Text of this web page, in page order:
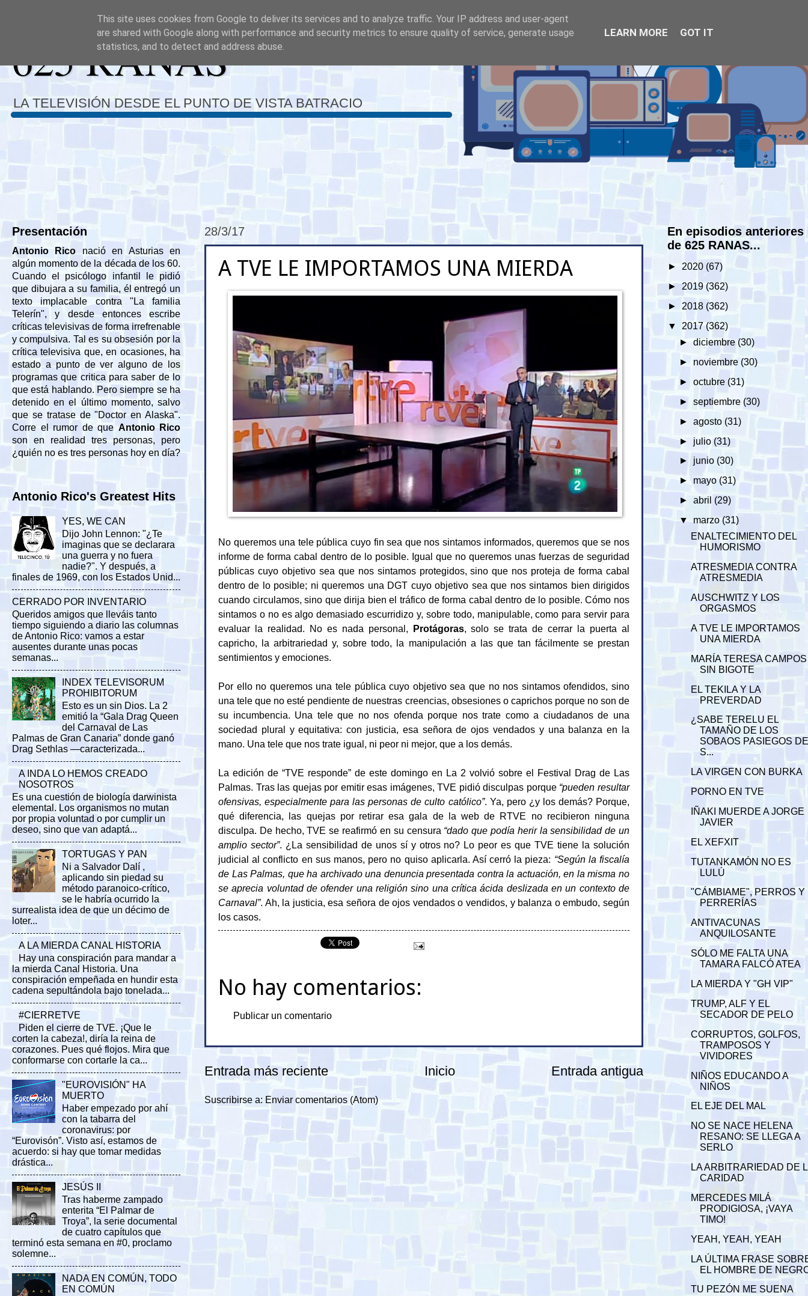
625 RANAS
LA TELEVISIÓN DESDE EL PUNTO DE VISTA BATRACIO
28/3/17
A TVE LE IMPORTAMOS UNA MIERDA
No queremos una tele pública cuyo fin sea que nos sintamos informados, queremos que se nos
informe de forma cabal dentro de lo posible. Igual que no queremos unas fuerzas de seguridad
públicas cuyo objetivo sea que nos sintamos protegidos, sino que nos proteja de forma cabal
dentro de lo posible; ni queremos una DGT cuyo objetivo sea que nos sintamos bien dirigidos
cuando circulamos, sino que dirija bien el tráfico de forma cabal dentro de lo posible. Cómo nos
sintamos o no es algo demasiado escurridizo y, sobre todo, manipulable, como para servir para
evaluar la realidad. No es nada personal, Protágoras, solo se trata de cerrar la puerta al
capricho, la arbitrariedad y, sobre todo, la manipulación a las que tan fácilmente se prestan
sentimientos y emociones.
Por ello no queremos una tele pública cuyo objetivo sea que no nos sintamos ofendidos, sino
una tele que no esté pendiente de nuestras creencias, obsesiones o caprichos porque no son de
su incumbencia. Una tele que no nos ofenda porque nos trate como a ciudadanos de una
sociedad plural y equitativa: con justicia, esa señora de ojos vendados y una balanza en la
mano. Una tele que nos trate igual, ni peor ni mejor, que a los demás.
La edición de “TVE responde” de este domingo en La 2 volvió sobre el Festival Drag de Las
Palmas. Tras las quejas por emitir esas imágenes, TVE pidió disculpas porque “pueden resultar
ofensivas, especialmente para las personas de culto católico”. Ya, pero ¿y los demás? Porque,
qué diferencia, las quejas por retirar esa gala de la web de RTVE no recibieron ninguna
disculpa. De hecho, TVE se reafirmó en su censura “dado que podía herir la sensibilidad de un
amplio sector”. ¿La sensibilidad de unos sí y otros no? Lo peor es que TVE tiene la solución
judicial al conflicto en sus manos, pero no quiso aplicarla. Así cerró la pieza: “Según la fiscalía
de Las Palmas, que ha archivado una denuncia presentada contra la actuación, en la misma no
se aprecia voluntad de ofender una religión sino una crítica ácida deslizada en un contexto de
Carnaval”. Ah, la justicia, esa señora de ojos vendados o vendidos, y balanza o embudo, según
los casos.
No hay comentarios:
Publicar un comentario
Entrada más reciente Entrada antigua
Inicio
Suscribirse a: Enviar comentarios (Atom)
Presentación
Antonio Rico nació en Asturias en
algún momento de la década de los 60.
Cuando el psicólogo infantil le pidió
que dibujara a su familia, él entregó un
texto implacable contra "La familia
Telerín", y desde entonces escribe
críticas televisivas de forma irrefrenable
y compulsiva. Tal es su obsesión por la
crítica televisiva que, en ocasiones, ha
estado a punto de ver alguno de los
programas que critica para saber de lo
que está hablando. Pero siempre se ha
detenido en el último momento, salvo
que se tratase de "Doctor en Alaska".
Corre el rumor de que Antonio Rico
son en realidad tres personas, pero
¿quién no es tres personas hoy en día?
Antonio Rico's Greatest Hits
YES, WE CAN
Dijo John Lennon: "¿Te
imaginas que se declarara
una guerra y no fuera
nadie?". Y después, a
finales de 1969, con los Estados Unid...
CERRADO POR INVENTARIO
Queridos amigos que lleváis tanto
tiempo siguiendo a diario las columnas
de Antonio Rico: vamos a estar
ausentes durante unas pocas
semanas...
INDEX TELEVISORUM
PROHIBITORUM
Esto es un sin Dios. La 2
emitió la “Gala Drag Queen
del Carnaval de Las
Palmas de Gran Canaria” donde ganó
Drag Sethlas —caracterizada...
A INDA LO HEMOS CREADO
NOSOTROS
Es una cuestión de biología darwinista
elemental. Los organismos no mutan
por propia voluntad o por cumplir un
deseo, sino que van adaptá...
TORTUGAS Y PAN
Ni a Salvador Dalí ,
aplicando sin piedad su
método paranoico-crítico,
se le habría ocurrido la
surrealista idea de que un décimo de
loter...
A LA MIERDA CANAL HISTORIA
Hay una conspiración para mandar a
la mierda Canal Historia. Una
conspiración empeñada en hundir esta
cadena sepultándola bajo tonelada...
#CIERRETVE
Piden el cierre de TVE. ¡Que le
corten la cabeza!, diría la reina de
corazones. Pues qué flojos. Mira que
conformarse con cortarle la ca...
"EUROVISIÓN" HA
MUERTO
Haber empezado por ahí
con la tabarra del
coronavirus: por
“Eurovisón”. Visto así, estamos de
acuerdo: si hay que tomar medidas
drástica...
JESÚS II
Tras haberme zampado
enterita “El Palmar de
Troya”, la serie documental
de cuatro capítulos que
terminó esta semana en #0, proclamo
solemne...
NADA EN COMÚN, TODO
EN COMÚN
En episodios anteriores
de 625 RANAS...
► 2020 (67)
►2019 (362)
► 2018 (362)
▼ 2017 (362)
► diciembre (30)
► noviembre (30)
► octubre (31)
► septiembre (30)
► agosto (31)
► julio(31)
► junio (30)
► mayo (31)
► abril (29)
▼ marzo (31)
ENALTECIMIENTO DEL
HUMORISMO
ATRESMEDIA CONTRA
ATRESMEDIA
AUSCHWITZ Y LOS
ORGASMOS
A TVE LE IMPORTAMOS
UNA MIERDA
MARÍA TERESA CAMPOS
SIN BIGOTE
EL TEKILA Y LA
PREVERDAD
¿SABE TERELU EL
TAMAÑO DE LOS
SOBAOS PASIEGOS
S...
LA VIRGEN CON BURKA
PORNO EN TVE
IÑAKI MUERDE A JORGE
JAVIER
EL XEFXIT
TUTANKAMÓN NO ES
LULÚ
"CÁMBIAME", PERROS Y
PERRERÍAS
ANTIVACUNAS
ANQUILOSANTE
SÓLO ME FALTA UNA
TAMARA FALCÓ ATEA
LA MIERDA Y "GH VIP"
TRUMP, ALF Y EL
SECADOR DE PELO
CORRUPTOS, GOLFOS,
TRAMPOSOS Y
VIVIDORES
NIÑOS EDUCANDO A
NIÑOS
EL EJE DEL MAL
NO SE NACE HELENA
RESANO: SE LLEGA A
SERLO
LA ARBITRARIEDAD DE
CARIDAD
MERCEDES MILÁ
PRODIGIOSA, ¡VAYA
TIMO!
YEAH, YEAH, YEAH
LA ÚLTIMA FRASE
EL HOMBRE DE
TU PEZÓN ME SUENA
This site uses cookies from Google to deliver its services and to analyze traffic. Your IP address and user-agent
are shared with Google along with performance and security metrics to ensure quality of service, generate usage
statistics, and to detect and address abuse.
LEARN MORE GOT IT